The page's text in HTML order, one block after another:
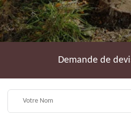
Demande de